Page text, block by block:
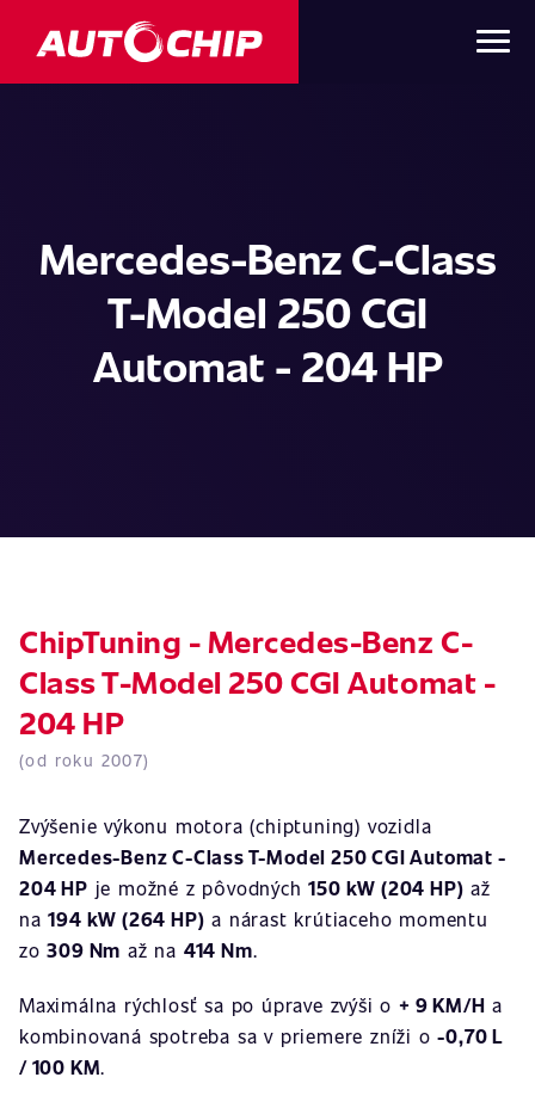
Mercedes-Benz C-Class
T-Model 250 CGI
Automat - 204 HP
ChipTuning - Mercedes-Benz C-
Class T-Model 250 CGI Automat -
204 HP
(od roku 2007)
Zvýšenie výkonu motora (chiptuning) vozidla
Mercedes-Benz C-Class T-Model 250 CGI Automat -
204 HP je možné z pôvodných150 kW (204 HP) až
na194 kW (264 HP) a nárast krútiaceho momentu
zo309 Nm až na 414 Nm.
Maximálna rýchlosť sa po úprave zvýši o + 9 KM/H a
kombinovaná spotreba sa v priemere zníži o-0,70 L
/ 100 KM.